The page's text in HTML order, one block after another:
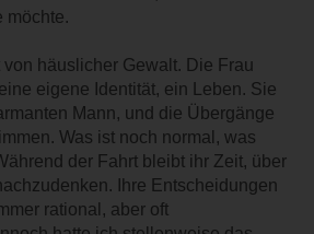
möchte.
häuslicher Gewalt. Die Frau
eigene Identität, ein Leben. Sie
Mann, und die Übergänge
Was ist noch normal, was
der Fahrt bleibt ihr Zeit, über
Ihre Entscheidungen
rational, aber oft